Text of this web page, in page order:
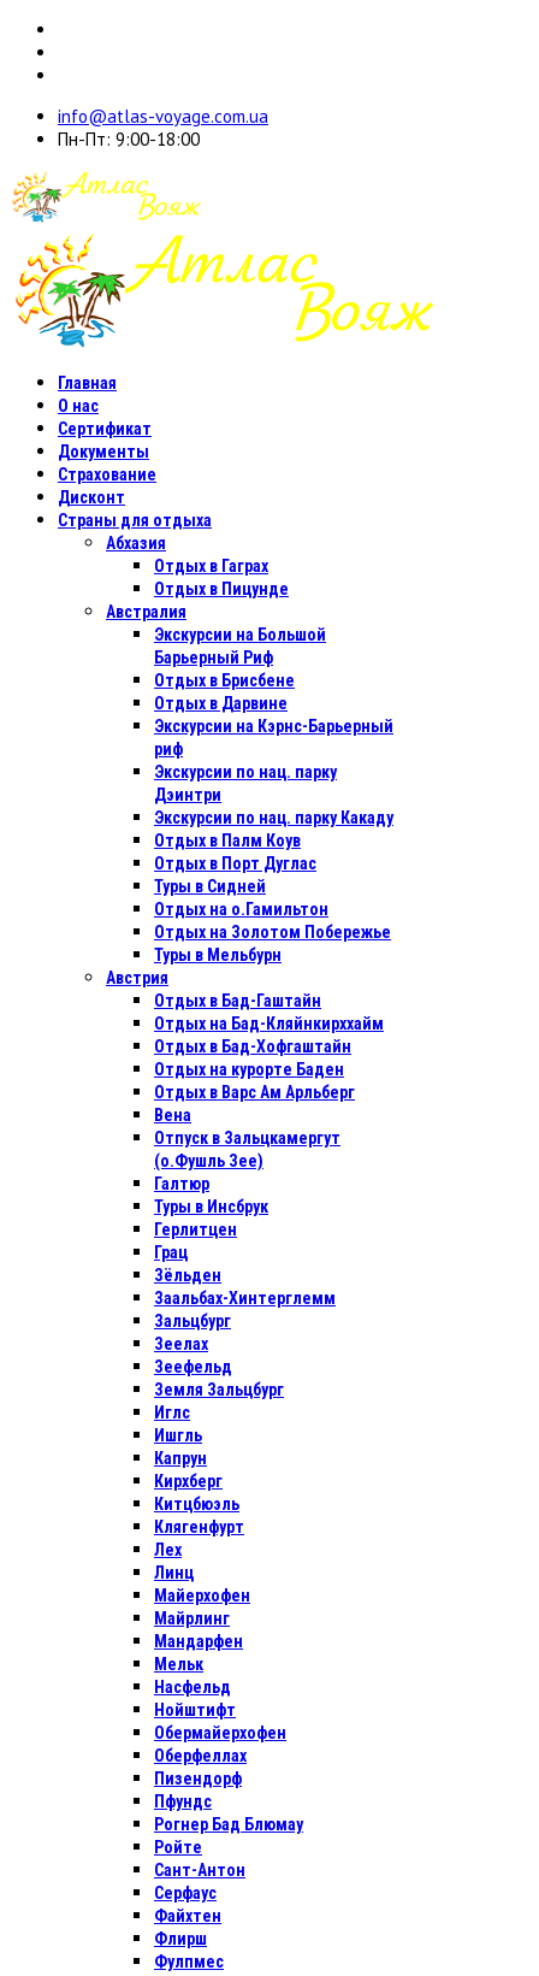
info@atlas-voyage.com.ua
Пн-Пт: 9:00-18:00
Главная
О нас
Сертификат
Документы
Страхование
Дисконт
Страны для отдыха
Абхазия
Отдых в Гаграх
Отдых в Пицунде
Австралия
Экскурсии на Большой
Барьерный Риф
Отдых в Бриcбене
Отдых в Дарвине
Экскурсии на Кэрнс-Барьерный
риф
Экскурсии по нац. парку
Дэинтри
Экскурсии по нац. парку Какаду
Отдых в Палм Коув
Отдых в Порт Дуглас
Туры в Сидней
Отдых на о.Гамильтон
Отдых на Золотом Побережье
Туры в Мельбурн
Австрия
Отдых в Бад-Гаштайн
Отдых на Бад-Кляйнкирххайм
Отдых в Бад-Хофгаштайн
Отдых на курорте Баден
Отдых в Варс Ам Арльберг
Вена
Отпуск в Зальцкамергут
(о.Фушль Зее)
Галтюр
Туры в Инсбрук
Герлитцен
Грац
Зёльден
Заальбах-Хинтерглемм
Зальцбург
Зеелах
Зеефельд
Земля Зальцбург
Иглс
Ишгль
Капрун
Кирхберг
Китцбюэль
Клягенфурт
Лех
Линц
Майерхофен
Майрлинг
Мандарфен
Мельк
Насфельд
Нойштифт
Обермайерхофен
Оберфеллах
Пизендорф
Пфундс
Рогнер Бад Блюмау
Ройте
Сант-Антон
Серфаус
Файхтен
Флирш
Фулпмес